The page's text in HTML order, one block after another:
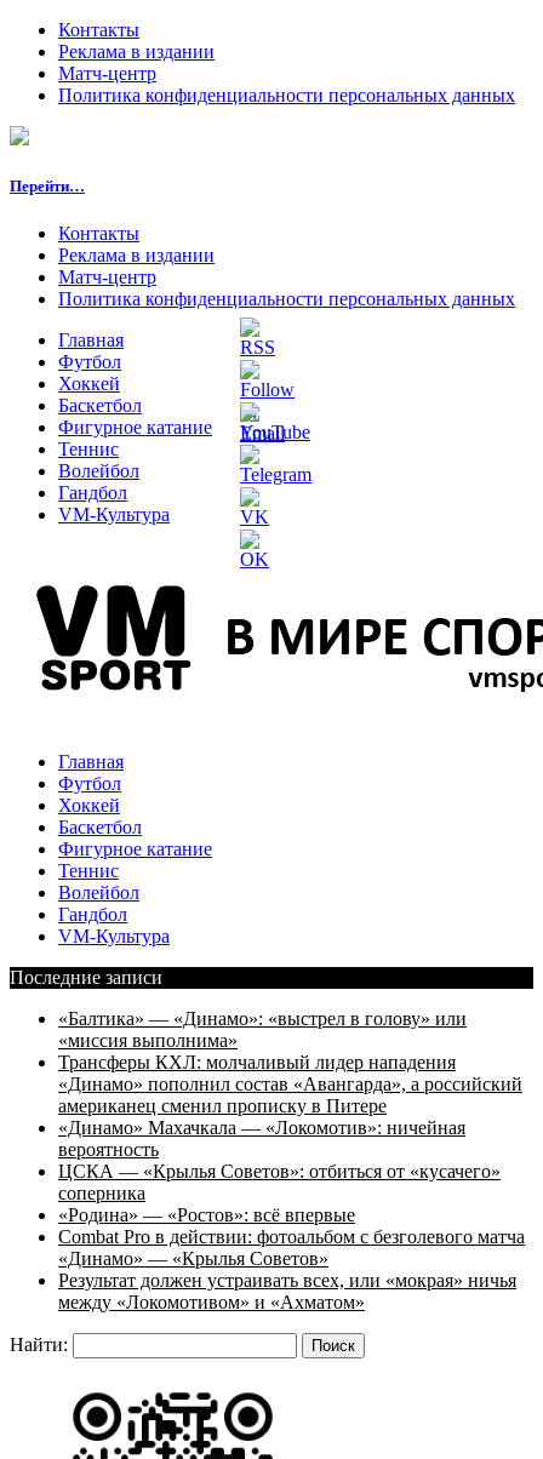
Контакты
Реклама в издании
Матч-центр
Политика конфиденциальности персональных данных
Перейти…
Контакты
Реклама в издании
Матч-центр
Политика конфиденциальности персональных данных
Главная
Футбол
Хоккей
Баскетбол
Фигурное катание
Теннис
Волейбол
Гандбол
VM-Культура
Главная
Футбол
Хоккей
Баскетбол
Фигурное катание
Теннис
Волейбол
Гандбол
VM-Культура
Последние записи
«Балтика» — «Динамо»: «выстрел в голову» или
«миссия выполнима»
Трансферы КХЛ: молчаливый лидер нападения
«Динамо» пополнил состав «Авангарда», а российский
американец сменил прописку в Питере
«Динамо» Махачкала — «Локомотив»: ничейная
вероятность
ЦСКА — «Крылья Советов»: отбиться от «кусачего»
соперника
«Родина» — «Ростов»: всё впервые
Combat Pro в действии: фотоальбом с безголевого матча
«Динамо» — «Крылья Советов»
Результат должен устраивать всех, или «мокрая» ничья
между «Локомотивом» и «Ахматом»
Найти: